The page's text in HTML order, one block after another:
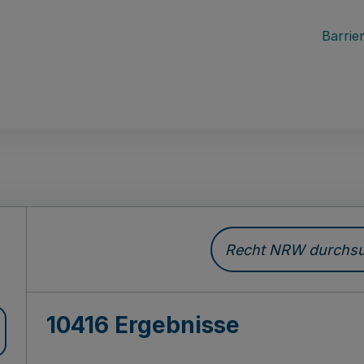
Recht NRW
10416 Ergebnisse